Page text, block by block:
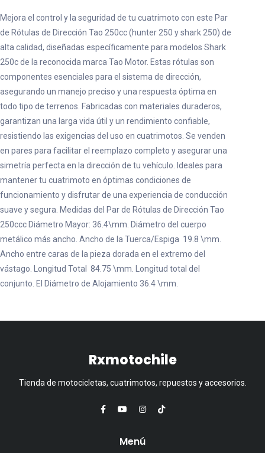
Mejora el control y la seguridad de tu cuatrimoto con este Par
de Rótulas de Dirección Tao 250cc (hunter 250 y shark 250) de
alta calidad, diseñadas específicamente para modelos Shark
250c de la reconocida marca Tao Motor. Estas rótulas son
componentes esenciales para el sistema de dirección,
asegurando un manejo preciso y una respuesta óptima en
todo tipo de terrenos. Fabricadas con materiales duraderos,
garantizan una larga vida útil y un rendimiento confiable,
resistiendo las exigencias del uso en cuatrimotos. Se venden
en pares para facilitar el reemplazo completo y asegurar una
simetría perfecta en la dirección de tu vehículo. Ideales para
mantener tu cuatrimoto en óptimas condiciones de
funcionamiento y disfrutar de una experiencia de conducción
suave y segura. Medidas del Par de Rótulas de Dirección Tao
250ccc Diámetro Mayor: 36.4\mm. Diámetro del cuerpo
metálico más ancho. Ancho de la Tuerca/Espiga 19.8 \mm.
Ancho entre caras de la pieza dorada en el extremo del
vástago. Longitud Total 84.75 \mm. Longitud total del
conjunto. El Diámetro de Alojamiento 36.4 \mm.
Rxmotochile
Tienda de motocicletas, cuatrimotos, repuestos y accesorios.
Menú